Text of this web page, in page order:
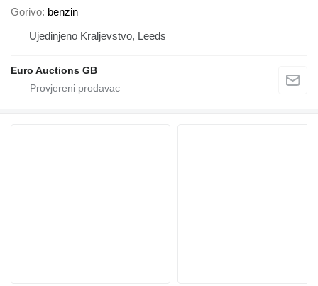
Gorivo benzin
Ujedinjeno Kraljevstvo, Leeds
Euro Auctions GB